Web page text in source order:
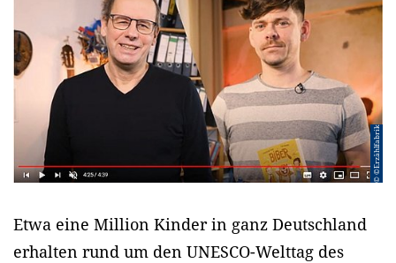
© ©Erzählfabrik
Etwa eine Million Kinder in ganz Deutschland
erhalten rund um den UNESCO-Welttag des